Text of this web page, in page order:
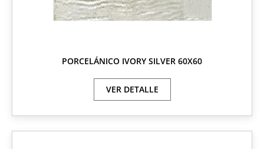
PORCELÁNICO IVORY SILVER 60X60
VER DETALLE